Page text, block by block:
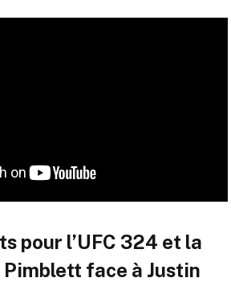
pour l’UFC 324 et la
face à Justin